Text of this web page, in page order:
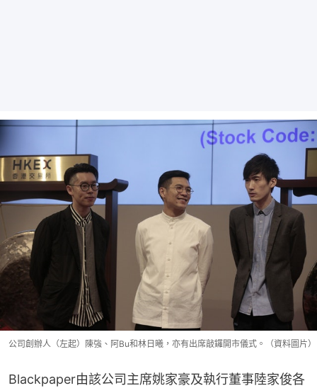
公司創辦人（左起）陳強、阿Bu和林日曦，亦有出席敲鑼開市儀式。（資料圖片）
Blackpaper由該公司主席姚家豪及執行董事陸家俊各